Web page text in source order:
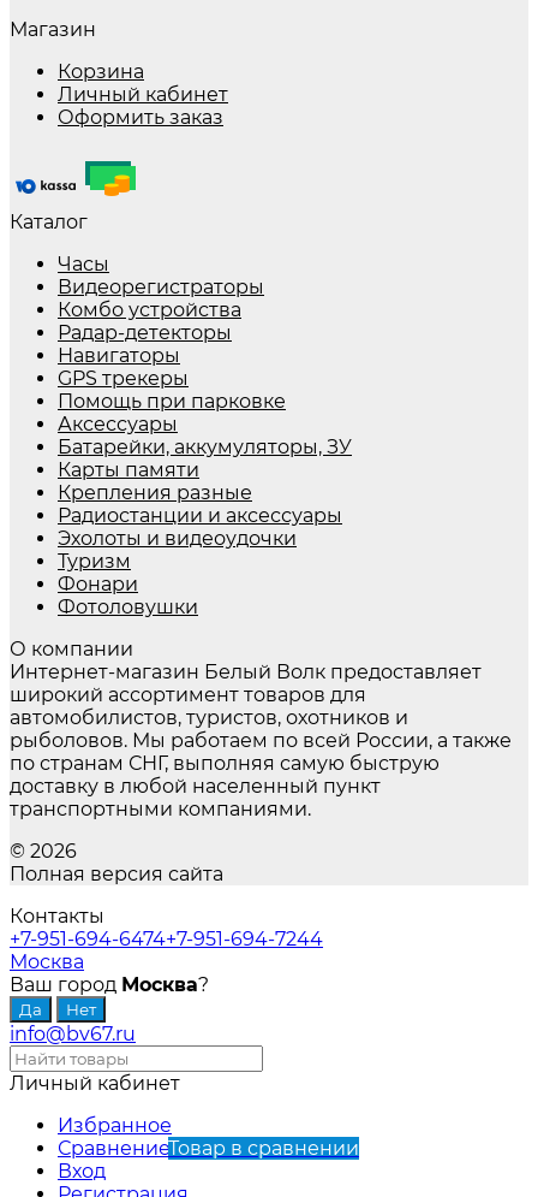
Магазин
Корзина
Личный кабинет
Оформить заказ
Каталог
Часы
Видеорегистраторы
Комбо устройства
Радар-детекторы
Навигаторы
GPS трекеры
Помощь при парковке
Аксессуары
Батарейки, аккумуляторы, ЗУ
Карты памяти
Крепления разные
Радиостанции и аксессуары
Эхолоты и видеоудочки
Туризм
Фонари
Фотоловушки
О компании
Интернет-магазин Белый Волк предоставляет
широкий ассортимент товаров для
автомобилистов, туристов, охотников и
рыболовов. Мы работаем по всей России, а также
по странам СНГ, выполняя самую быструю
доставку в любой населенный пункт
транспортными компаниями.
© 2026
Полная версия сайта
Контакты
+7-951-694-6474+7-951-694-7244
Москва
Ваш город Москва?
info@bv67.ru
Личный кабинет
Избранное
СравнениеТовар в сравнении
Вход